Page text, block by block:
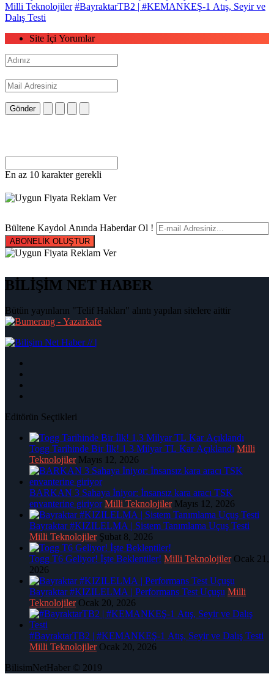
Milli Teknolojiler #BayraktarTB2 | #KEMANKEŞ-1 Atış, Seyir ve
Dalış Testi
Site İçi Yorumlar
Gönder
En az 10 karakter gerekli
Bültene Kaydol Anında Haberdar Ol !
ABONELİK OLUŞTUR
BİLİŞİM NET HABER
Bütün yayınların "Telif Hakları" alıntı yapılan sitelere aittir
Editörün Seçtikleri
Togg Tarihinde Bir İlk! 1.3 Milyar TL Kar Açıklandı Milli
Teknolojiler Mayıs 12, 2026
BARKAN 3 Sahaya İniyor: İnsansız kara aracı TSK
envanterine giriyor Milli Teknolojiler Mayıs 12, 2026
Bayraktar #KIZILELMA | Sistem Tanımlama Uçuş Testi
Milli Teknolojiler Şubat 8, 2026
Togg T6 Geliyor! İşte Beklentiler! Milli Teknolojiler Ocak 21,
2026
Bayraktar #KIZILELMA | Performans Test Uçuşu Milli
Teknolojiler Ocak 20, 2026
#BayraktarTB2 | #KEMANKEŞ-1 Atış, Seyir ve Dalış Testi
Milli Teknolojiler Ocak 20, 2026
BilisimNetHaber © 2019